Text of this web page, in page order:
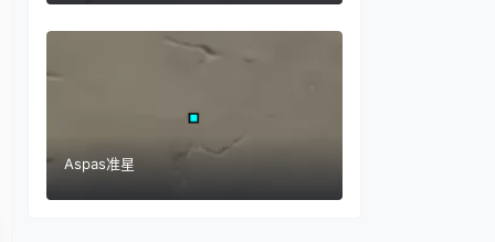
Aspas准星